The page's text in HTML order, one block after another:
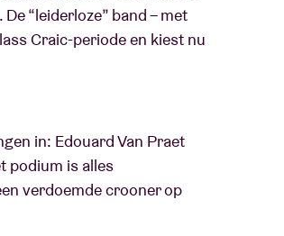
“leiderloze” band – met
Craic-periode en kiest nu
in: Edouard Van Praet
podium is alles
verdoemde crooner op